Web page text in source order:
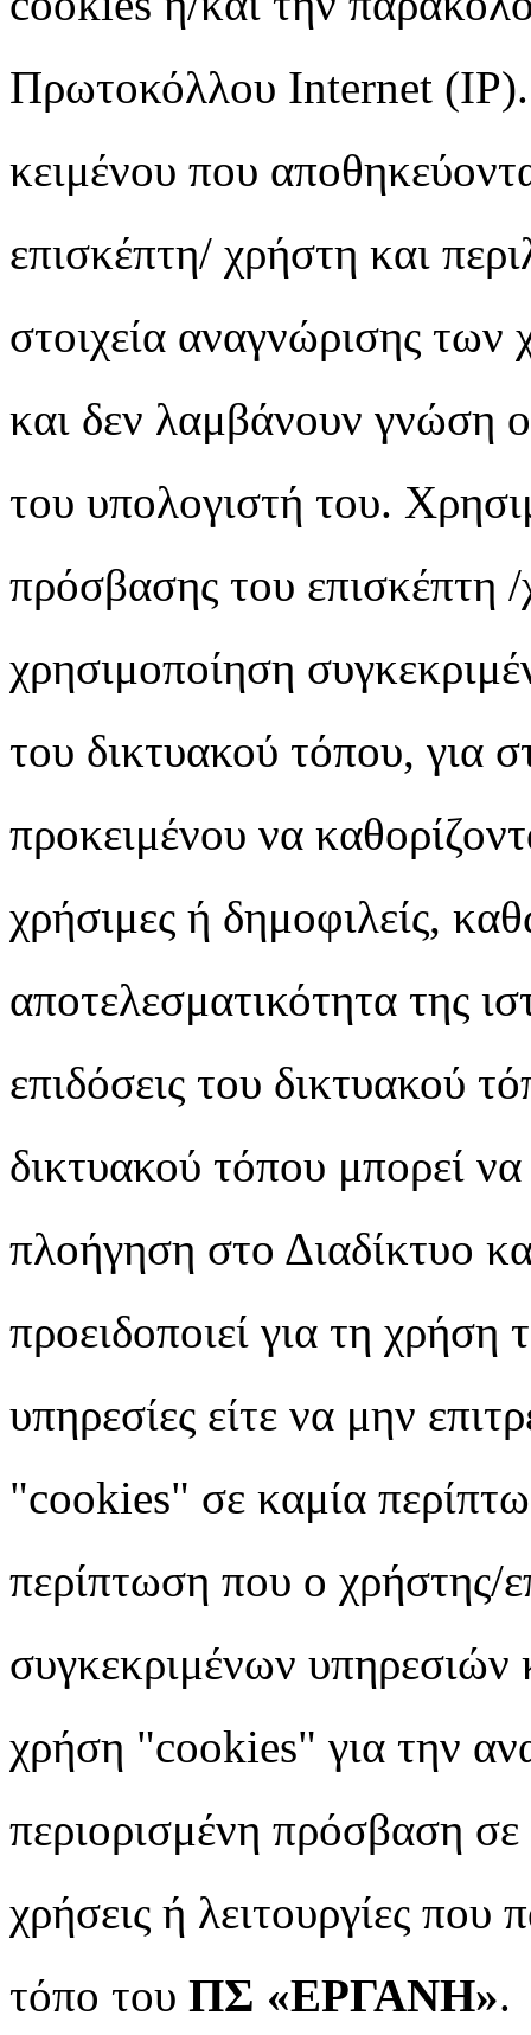
Πρωτοκόλλου Internet (IP).
κειμένου που
επισκέπτη/ χρήστη και
στοιχεία αναγνώρισης
και δεν λαμβάνουν γνώση
του υπολογιστή του.
πρόσβασης του επισκέπτη
χρησιμοποίηση
του δικτυακού τόπου, για
προκειμένου να
χρήσιμες ή δημοφιλείς,
αποτελεσματικότητα της
επιδόσεις του δικτυακού
δικτυακού τόπου μπορεί
πλοήγηση στο Διαδίκτυο
προειδοποιεί για τη
υπηρεσίες είτε να μην
"cookies" σε καμία
περίπτωση που ο χρήστης/
συγκεκριμένων υπηρεσιών
χρήση "cookies" για την
περιορισμένη πρόσβαση σε
χρήσεις ή λειτουργίες που
τόπο του ΠΣ «ΕΡΓΑΝΗ».